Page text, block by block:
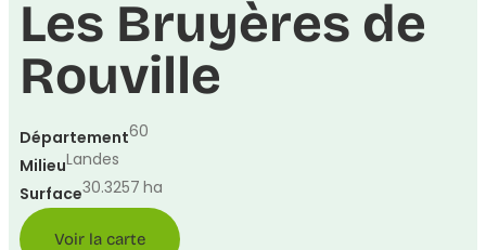
Les Bruyères de
Rouville
Département60
MilieuLandes
Surface30.3257 ha
Voir la carte